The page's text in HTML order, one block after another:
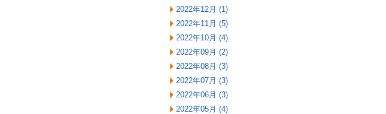
2022年12月 (1)
2022年11月 (5)
2022年10月 (4)
2022年09月 (2)
2022年08月 (3)
2022年07月 (3)
2022年06月 (3)
2022年05月 (4)